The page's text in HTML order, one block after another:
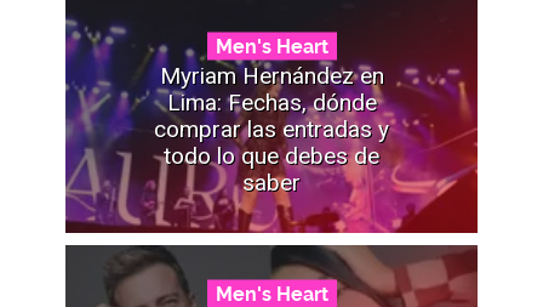
Men's Heart
Myriam Hernández en
Lima: Fechas, dónde
comprar las entradas y
todo lo que debes de
saber
Men's Heart